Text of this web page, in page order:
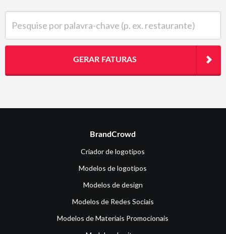
GERAR FATURAS
BrandCrowd
Criador de logotipos
Modelos de logotipos
Modelos de design
Modelos de Redes Sociais
Modelos de Materiais Promocionais